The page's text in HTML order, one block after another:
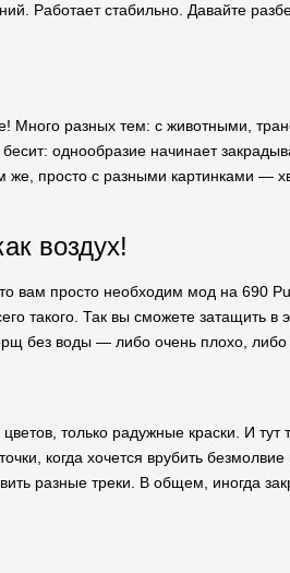
Работает стабильно. Давайте
Много разных тем: с животными,
однообразие начинает
просто с разными картинками —
воздух!
вам просто необходим мод на 690
такого. Так вы сможете затащить в
без воды — либо очень плохо,
только радужные краски. И
когда хочется врубить
разные треки. В общем, иногда